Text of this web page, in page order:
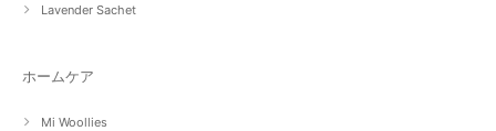
Lavender Sachet
ホームケア
Mi Woollies